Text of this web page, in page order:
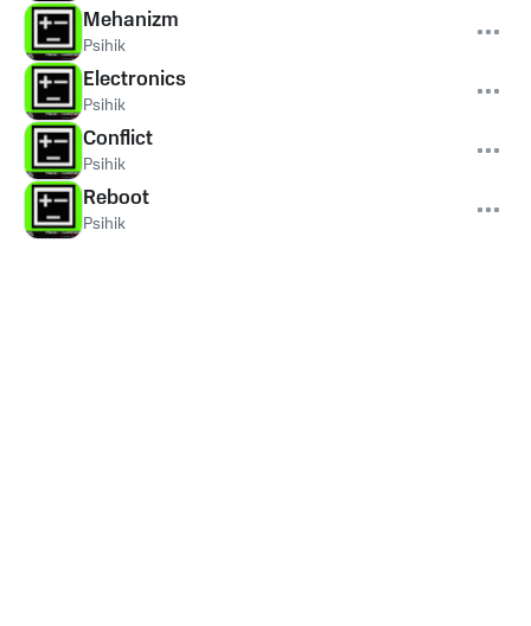
Mehanizm
Psihik
Electronics
Psihik
Conflict
Psihik
Reboot
Psihik